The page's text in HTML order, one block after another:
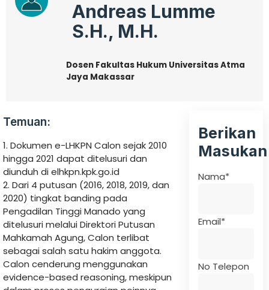
Andreas Lumme
S.H., M.H.
Dosen Fakultas Hukum Universitas Atma
Jaya Makassar
Temuan:
1. Dokumen e-LHKPN Calon sejak 2010
hingga 2021 dapat ditelusuri dan
diunduh di elhkpn.kpk.go.id
2. Dari 4 putusan (2016, 2018, 2019, dan
2020) tingkat banding pada
Pengadilan Tinggi Manado yang
ditelusuri melalui Direktori Putusan
Mahkamah Agung, Calon terlibat
sebagai salah satu hakim anggota.
Calon cenderung menggunakan
evidence-based reasoning, meskipun
Berikan
Masukan
Nama*
Email*
No Telepon